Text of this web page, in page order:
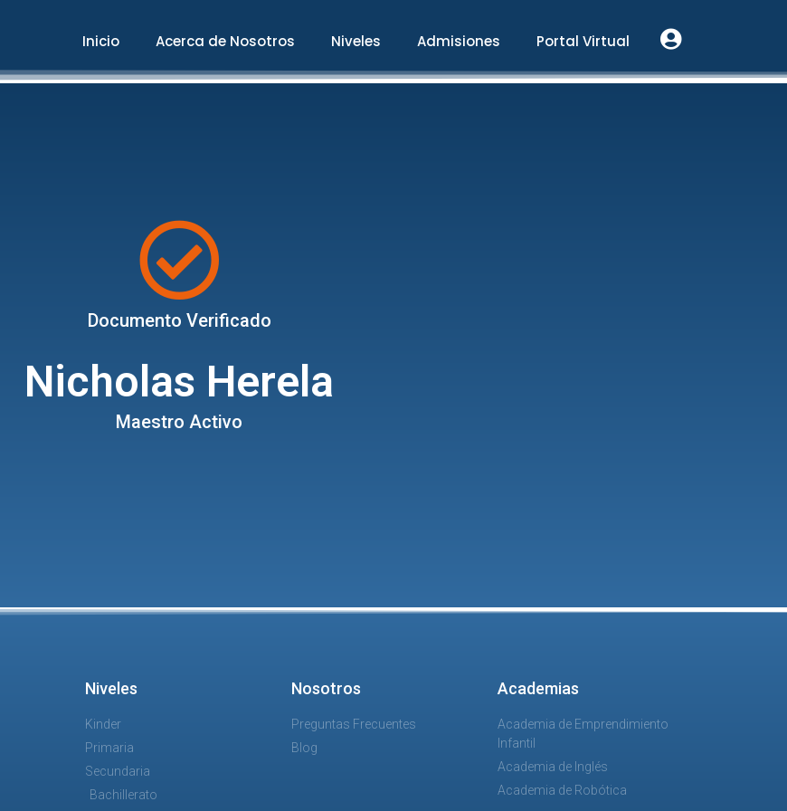
Inicio Acerca de Nosotros Niveles Admisiones Portal Virtual
Documento Verificado
Nicholas Herela
Maestro Activo
Niveles
Kinder
Primaria
Secundaria
Bachillerato
Nosotros
Preguntas Frecuentes
Blog
Academias
Academia de Emprendimiento
Infantil
Academia de Inglés
Academia de Robótica